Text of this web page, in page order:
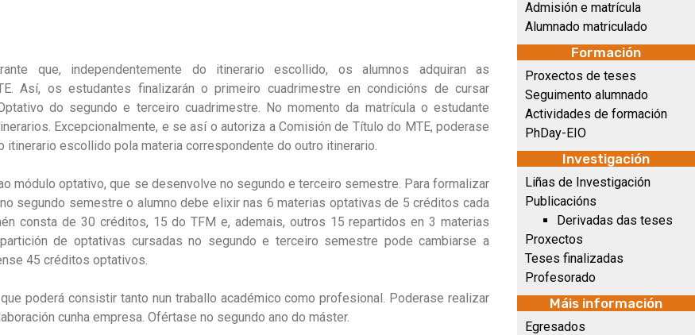
que, independentemente do itinerario escollido, os alumnos adquiran as
Así, os estudantes finalizarán o primeiro cuadrimestre en condicións de cursar
do segundo e terceiro cuadrimestre. No momento da matrícula o estudante
Excepcionalmente, e se así o autoriza a Comisión de Título do MTE, poderase
itinerario escollido pola materia correspondente do outro itinerario.
módulo optativo, que se desenvolve no segundo e terceiro semestre. Para formalizar
segundo semestre o alumno debe elixir nas 6 materias optativas de 5 créditos cada
consta de 30 créditos, 15 do TFM e, ademais, outros 15 repartidos en 3 materias
de optativas cursadas no segundo e terceiro semestre pode cambiarse a
45 créditos optativos.
poderá consistir tanto nun traballo académico como profesional. Poderase realizar
cunha empresa. Ofértase no segundo ano do máster.
Admisión e matrícula
Alumnado matriculado
Formación
Proxectos de teses
Seguimento alumnado
Actividades de formación
PhDay-EIO
Investigación
Liñas de Investigación
Publicacións
Derivadas das teses
Proxectos
Teses finalizadas
Profesorado
Máis información
Egresados